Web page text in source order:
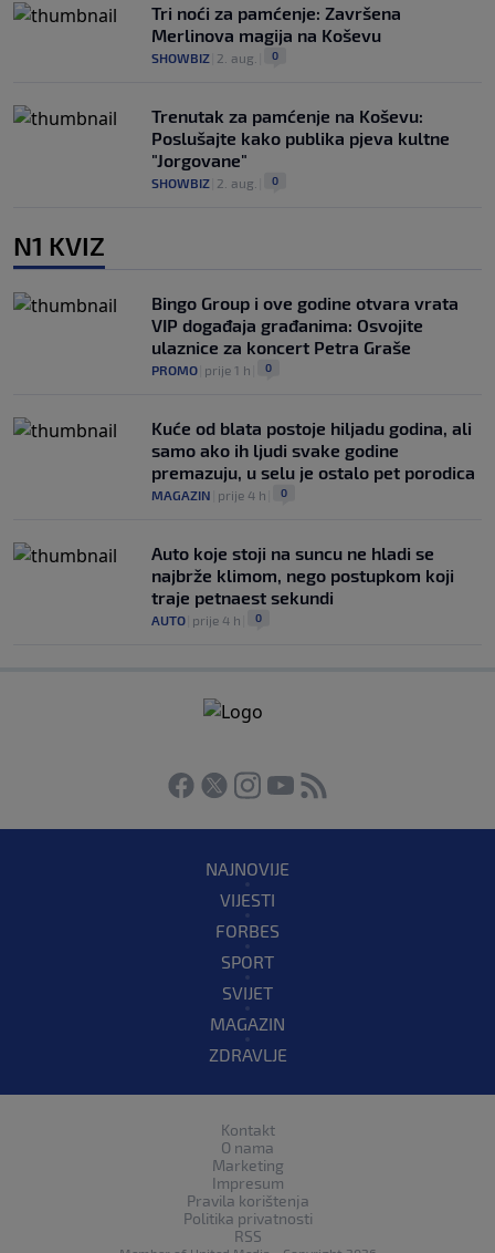
Tri noći za pamćenje: Završena
Merlinova magija na Koševu
SHOWBIZ 2. aug. 0
Trenutak za pamćenje na Koševu:
Poslušajte kako publika pjeva kultne
"Jorgovane"
SHOWBIZ 2. aug. 0
N1 KVIZ
Bingo Group i ove godine otvara vrata
VIP događaja građanima: Osvojite
ulaznice za koncert Petra Graše
PROMO prije 1 h 0
Kuće od blata postoje hiljadu godina, ali
samo ako ih ljudi svake godine
premazuju, u selu je ostalo pet porodica
MAGAZIN prije 4 h 0
Auto koje stoji na suncu ne hladi se
najbrže klimom, nego postupkom koji
traje petnaest sekundi
AUTO prije 4 h 0
NAJNOVIJE
VIJESTI
FORBES
SPORT
SVIJET
MAGAZIN
ZDRAVLJE
Kontakt
O nama
Marketing
Impresum
Pravila korištenja
Politika privatnosti
RSS